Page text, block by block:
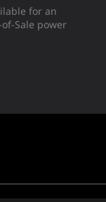
for an
Sale power